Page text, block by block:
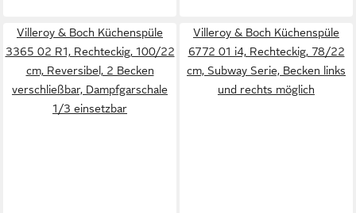
Villeroy & Boch Küchenspüle
3365 02 R1, Rechteckig, 100/22
cm, Reversibel, 2 Becken
verschließbar, Dampfgarschale
1/3 einsetzbar
Villeroy & Boch Küchenspüle
6772 01 i4, Rechteckig, 78/22
cm, Subway Serie, Becken links
und rechts möglich